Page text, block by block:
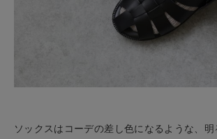
ソックスはコーデの差し色になるような、明